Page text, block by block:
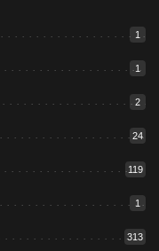
1
1
2
24
119
1
313